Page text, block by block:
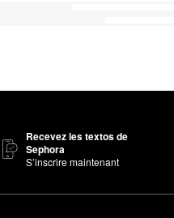
Recevez les textos de
Sephora
S’inscrire maintenant